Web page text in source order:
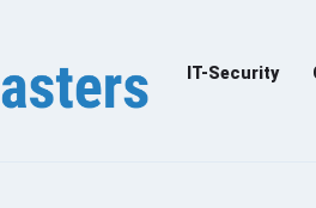
IT-Security